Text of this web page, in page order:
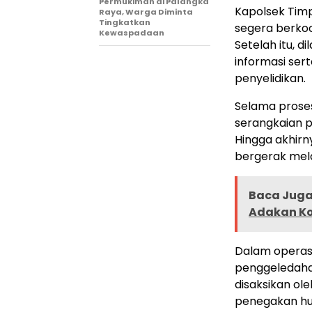
Kapolsek
segera
Setelah itu,
informasi
penyelidikan.
Selama
serangkaian
Hingga
bergerak
Baca
Adakan
Dalam
disaksikan
penegakan
Raya, Warga Diminta
Tingkatkan
Kewaspadaan